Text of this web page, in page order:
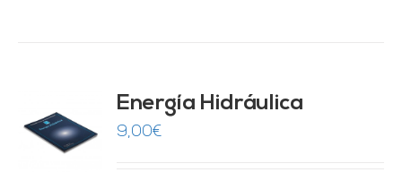
Energía Hidráulica
9,00€